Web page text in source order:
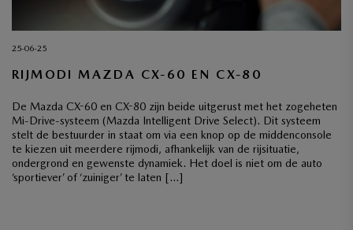
25-06-25
RIJMODI MAZDA CX-60 EN CX-80
De Mazda CX-60 en CX-80 zijn beide uitgerust met het zogeheten
Mi-Drive-systeem (Mazda Intelligent Drive Select). Dit systeem
stelt de bestuurder in staat om via een knop op de middenconsole
te kiezen uit meerdere rijmodi, afhankelijk van de rijsituatie,
ondergrond en gewenste dynamiek. Het doel is niet om de auto
‘sportiever’ of ‘zuiniger’ te laten […]